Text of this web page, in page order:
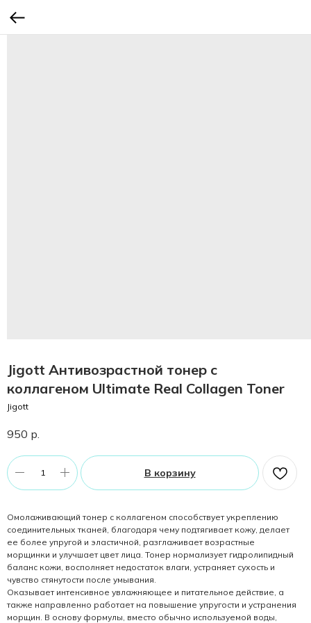
Jigott Антивозрастной тонер с
коллагеном Ultimate Real Collagen Toner
Jigott
950 р.
В корзину
Омолаживающий тонер с коллагеном способствует укреплению
соединительных тканей, благодаря чему подтягивает кожу, делает
ее более упругой и эластичной, разглаживает возрастные
морщинки и улучшает цвет лица. Тонер нормализует гидролипидный
баланс кожи, восполняет недостаток влаги, устраняет сухость и
чувство стянутости после умывания.
Оказывает интенсивное увлажняющее и питательное действие, а
также направленно работает на повышение упругости и устранения
морщин. В основу формулы, вместо обычно используемой воды,